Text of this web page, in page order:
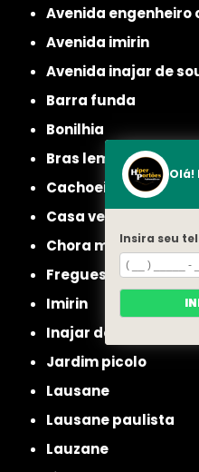
avenida
avenida imirin
avenida inajar de
barra funda
bonilhia
bras leme
cachoeirinha
casa verde
chora menino
freguesia do ó
imirin
inajar de souza
jardim picolo
lausane
lausane paulista
lauzane
Olá!
Insira seu